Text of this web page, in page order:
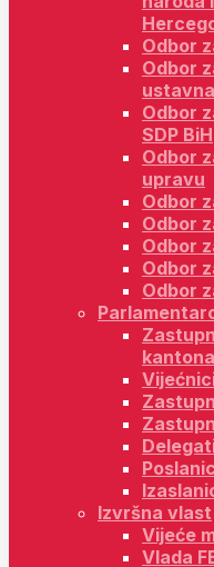
Odbor
Odbor
Odbor
SDP BiH
Odbor
upravu
Odbor
Odbor
Odbor
Odbor
Odbor
kantona
Izvršna vlast
Vijeće
Vlada